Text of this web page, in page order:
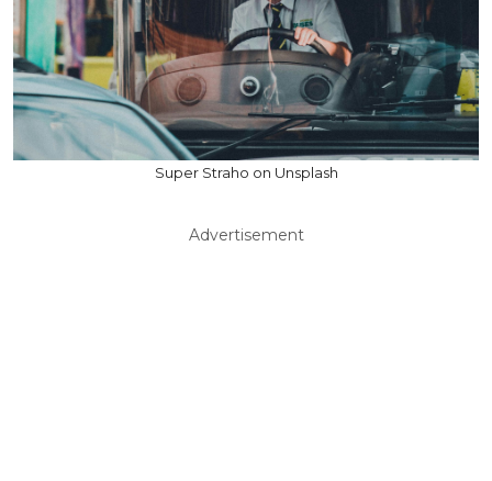
Super Straho on Unsplash
Advertisement